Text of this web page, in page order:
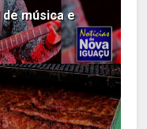
música e